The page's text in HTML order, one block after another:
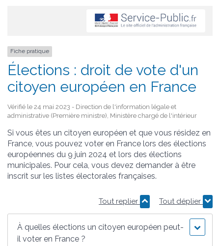
Fiche pratique
Élections : droit de vote d'un
citoyen européen en France
Vérifié le 24 mai 2023 - Direction de l'information légale et
administrative (Première ministre), Ministère chargé de l'intérieur
Si vous êtes un citoyen européen et que vous résidez en
France, vous pouvez voter en France lors des élections
européennes du 9 juin 2024 et lors des élections
municipales. Pour cela, vous devez demander à être
inscrit sur les listes électorales françaises.
Tout replier Tout déplier
À quelles élections un citoyen européen peut-
il voter en France ?